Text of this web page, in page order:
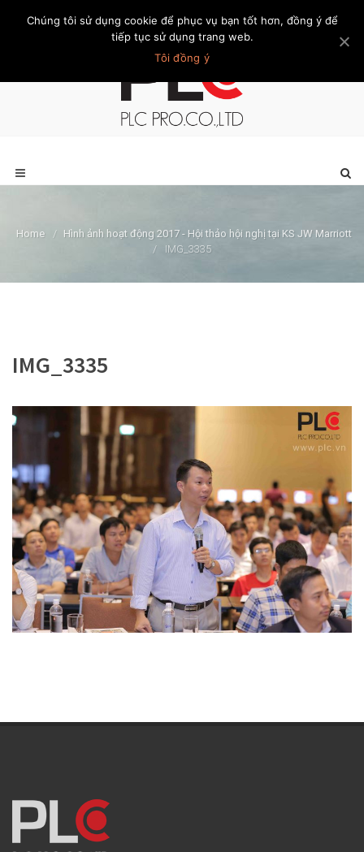
Trang chủ Giới thiệu Khách hàng Liên hệ Thành viên
Home / Hình ảnh hoạt động 2017 - Hội thảo hội nghị tại KS JW Marriott
/
IMG_3335
IMG_3335
Chúng tôi sử dụng cookie để phục vụ bạn tốt hơn, đồng ý để
tiếp tục sử dụng trang web.
Tôi đồng ý